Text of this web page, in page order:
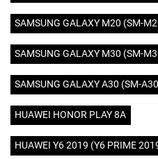
SAMSUNG GALAXY M20 (SM-
SAMSUNG GALAXY M30 (SM-
SAMSUNG GALAXY A30 (SM-
HUAWEI HONOR PLAY 8A
HUAWEI Y6 2019 (Y6 PRIME